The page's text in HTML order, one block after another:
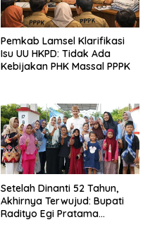
Pemkab Lamsel Klarifikasi
Isu UU HKPD: Tidak Ada
Kebijakan PHK Massal PPPK
Setelah Dinanti 52 Tahun,
Akhirnya Terwujud: Bupati
Radityo Egi Pratama